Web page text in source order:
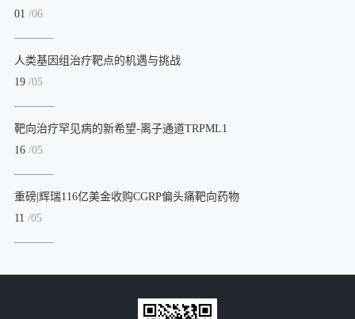
01 /06
人类基因组治疗靶点的机遇与挑战
19 /05
靶向治疗罕见病的新希望-离子通道TRPML1
16 /05
重磅|辉瑞116亿美金收购CGRP偏头痛靶向药物
11 /05